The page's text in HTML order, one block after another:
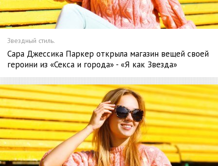
Звездный стиль.
Сара Джессика Паркер открыла магазин вещей своей
героини из «Секса и города» - «Я как Звезда»